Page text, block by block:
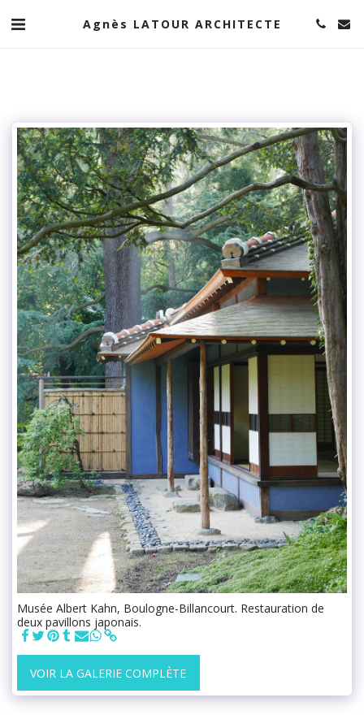
Agnès LATOUR ARCHITECTE
Musée Albert Kahn, Boulogne-Billancourt. Restauration de
deux pavillons japonais.
VOIR LA GALERIE COMPLÈTE